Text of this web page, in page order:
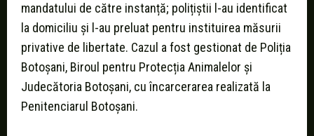
mandatului de către instanță; polițiștii l-au identificat
la domiciliu și l-au preluat pentru instituirea măsurii
privative de libertate. Cazul a fost gestionat de Poliția
Botoșani, Biroul pentru Protecția Animalelor și
Judecătoria Botoșani, cu încarcerarea realizată la
Penitenciarul Botoșani.